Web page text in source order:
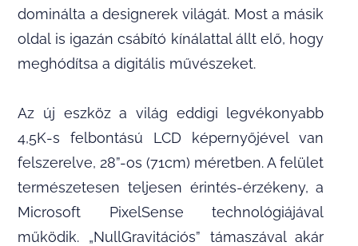
dominálta a designerek világát. Most a másik
oldal is igazán csábító kínálattal állt elő, hogy
meghódítsa a digitális művészeket.
Az új eszköz a világ eddigi legvékonyabb
4,5K-s felbontású LCD képernyőjével van
felszerelve, 28”-os (71cm) méretben. A felület
természetesen teljesen érintés-érzékeny, a
Microsoft PixelSense technológiájával
működik. „NullGravitációs” támaszával akár